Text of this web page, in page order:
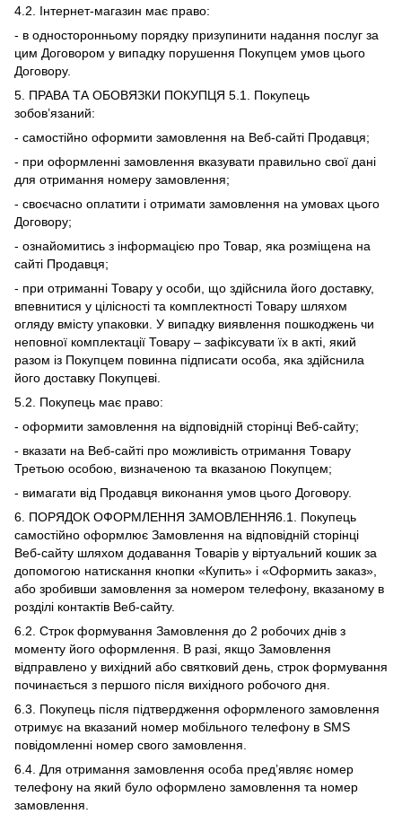
4.2. Інтернет-магазин має право:
- в односторонньому порядку призупинити надання послуг за
цим Договором у випадку порушення Покупцем умов цього
Договору.
5. ПРАВА ТА ОБОВЯЗКИ ПОКУПЦЯ 5.1. Покупець
зобов’язаний:
- самостійно оформити замовлення на Веб-сайті Продавця;
- при оформленні замовлення вказувати правильно свої дані
для отримання номеру замовлення;
- своєчасно оплатити і отримати замовлення на умовах цього
Договору;
- ознайомитись з інформацією про Товар, яка розміщена на
сайті Продавця;
- при отриманні Товару у особи, що здійснила його доставку,
впевнитися у цілісності та комплектності Товару шляхом
огляду вмісту упаковки. У випадку виявлення пошкоджень чи
неповної комплектації Товару – зафіксувати їх в акті, який
разом із Покупцем повинна підписати особа, яка здійснила
його доставку Покупцеві.
5.2. Покупець має право:
- оформити замовлення на відповідній сторінці Веб-сайту;
- вказати на Веб-сайті про можливість отримання Товару
Третьою особою, визначеною та вказаною Покупцем;
- вимагати від Продавця виконання умов цього Договору.
6. ПОРЯДОК ОФОРМЛЕННЯ ЗАМОВЛЕННЯ6.1. Покупець
самостійно оформлює Замовлення на відповідній сторінці
Веб-сайту шляхом додавання Товарів у віртуальний кошик за
допомогою натискання кнопки «Купить» і «Оформить заказ»,
або зробивши замовлення за номером телефону, вказаному в
розділі контактів Веб-сайту.
6.2. Строк формування Замовлення до 2 робочих днів з
моменту його оформлення. В разі, якщо Замовлення
відправлено у вихідний або святковий день, строк формування
починається з першого після вихідного робочого дня.
6.3. Покупець після підтвердження оформленого замовлення
отримує на вказаний номер мобільного телефону в SMS
повідомленні номер свого замовлення.
6.4. Для отримання замовлення особа пред’являє номер
телефону на який було оформлено замовлення та номер
замовлення.